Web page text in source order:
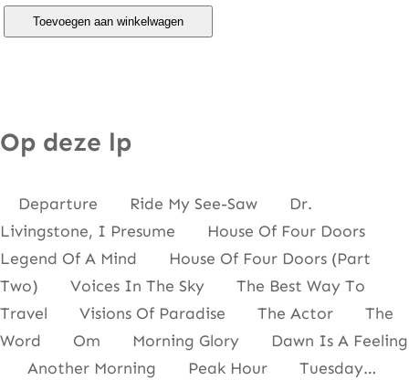
B
e
s
–
T
h
Toevoegen aan winkelwagen
Op deze lp
Departure Ride My See-Saw Dr.
Livingstone, I Presume House Of Four Doors
Legend Of A Mind House Of Four Doors (Part
Two) Voices In The Sky The Best Way To
Travel Visions Of Paradise The Actor The
Word Om Morning Glory Dawn Is A Feeling
Another Morning Peak Hour Tuesday…